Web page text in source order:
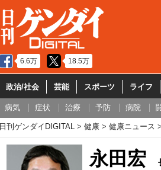
6.6万 18.5万
政治/社会 芸能 スポーツ ライフ
病気 症状 治療 予防 病院
日刊ゲンダイDIGITAL 健康 健康ニュース
永田宏